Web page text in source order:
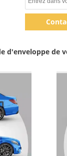
d'enveloppe de